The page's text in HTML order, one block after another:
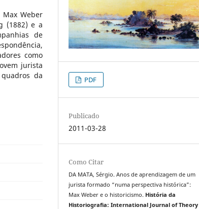
Weber
(1882) e a
de
como
jurista
da
PDF
Publicado
2011-03-28
Como Citar
DA MATA, Sérgio. Anos de aprendizagem de um
jurista formado “numa perspectiva histórica”:
Max Weber e o historicismo. História da
Historiografia: International Journal of Theory